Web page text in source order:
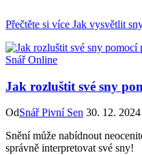
Přečtěte si více Jak vysvětlit
Snář Online
Jak rozluštit své sny
OdSnář Pivní Sen 30. 12. 2024
Snění může nabídnout
správně interpretovat své sny!